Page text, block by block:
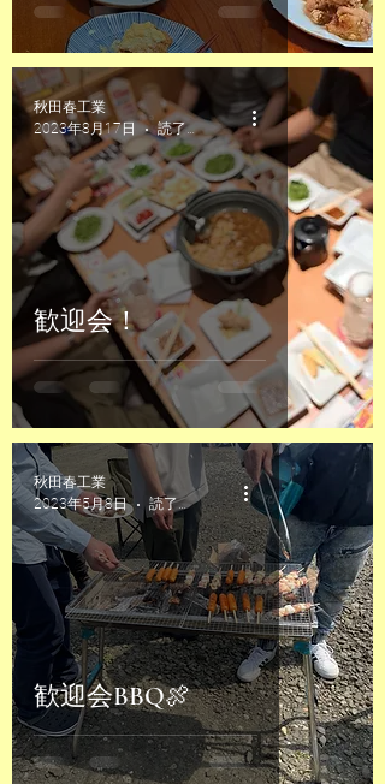
歓迎会！
秋田春工業
2023年8月17日
読了時間: 1分
歓迎会BBQ🍖
秋田春工業
2023年5月8日
読了時間: 1分